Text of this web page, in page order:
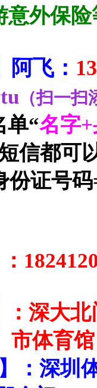
意外保
阿飞：
（扫一
单“名字
信都可
份证号
：深大
（
】：深